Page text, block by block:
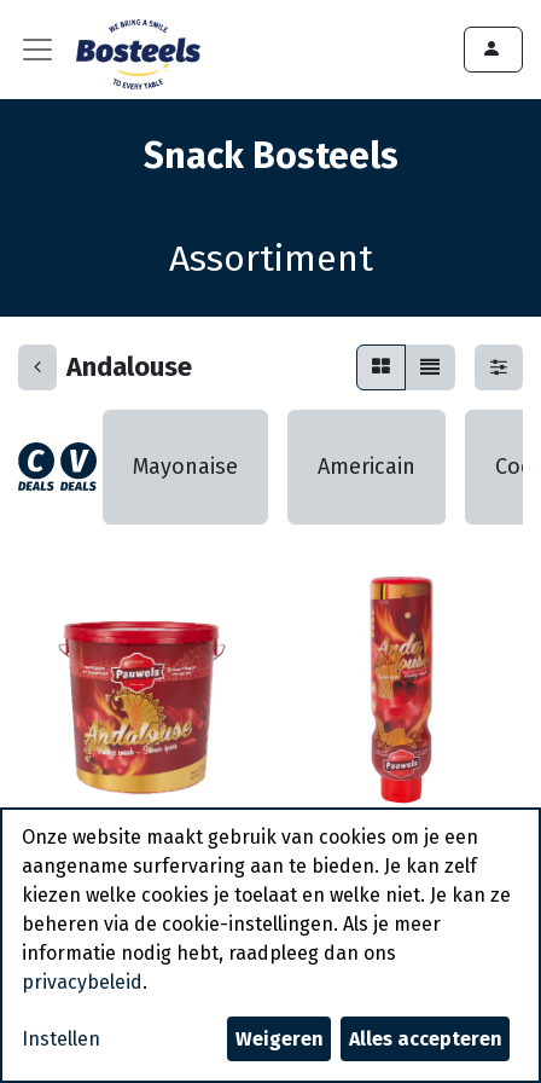
Snack Bosteels
Assortiment
Andalouse
Mayonaise Americain
Andalouse Saus
Pauwels Emmer 10 L
Andalouse Saus
Pauwels Tube 1 L
Onze website maakt gebruik van cookies om je een
aangename surfervaring aan te bieden. Je kan zelf
kiezen welke cookies je toelaat en welke niet. Je kan ze
beheren via de cookie-instellingen. Als je meer
informatie nodig hebt, raadpleeg dan ons
privacybeleid .
Instellen Weigeren Alles accepteren